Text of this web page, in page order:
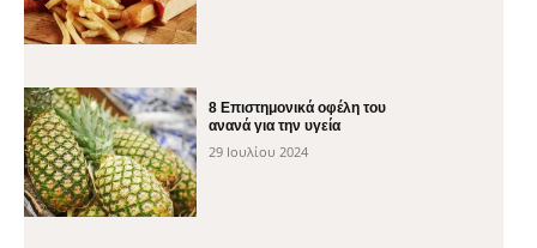
8 Επιστημονικά οφέλη του
ανανά για την υγεία
29 Ιουλίου 2024